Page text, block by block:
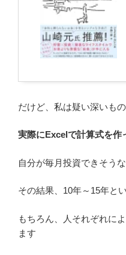
だけど、私は疑い深いも
実際にExcelで計算式を作
自分が毎月投資できそう
その結果、10年～15年と
もちろん、人それぞれに
ます